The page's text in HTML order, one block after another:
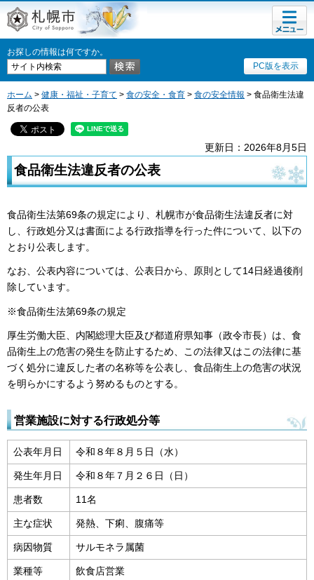
札幌市
お探しの情報は何ですか。
PC版を表示
メニュ
ー
ホーム > 健康・福祉・子育て > 食の安全・食育 > 食の安全情報 > 食品衛生法違
反者の公表
更新日：2026年8月5日
食品衛生法違反者の公表
食品衛生法第69条の規定により、札幌市が食品衛生法違反者に対
し、行政処分又は書面による行政指導を行った件について、以下の
とおり公表します。
なお、公表内容については、公表日から、原則として14日経過後削
除しています。
※食品衛生法第69条の規定
厚生労働大臣、内閣総理大臣及び都道府県知事（政令市長）は、食
品衛生上の危害の発生を防止するため、この法律又はこの法律に基
づく処分に違反した者の名称等を公表し、食品衛生上の危害の状況
を明らかにするよう努めるものとする。
営業施設に対する行政処分等
公表年月日 令和８年８月５日（水）
発生年月日 令和８年７月２６日（日）
患者数 11名
主な症状 発熱、下痢、腹痛等
病因物質 サルモネラ属菌
業種等 飲食店営業